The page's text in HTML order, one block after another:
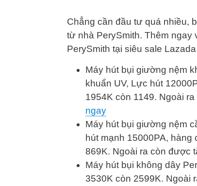
Chẳng cần đầu tư quá nhiều,
từ nhà PerySmith. Thêm ngay
PerySmith tại siêu sale
Máy hút bụi giường nệm
khuẩn UV, Lực hút
1954K còn 1149. Ngoài
ngay
Máy hút bụi giường nệm
hút mạnh 15000PA,
869K. Ngoài ra còn được
Máy hút bụi không dây
3530K còn 2599K. Ngoài